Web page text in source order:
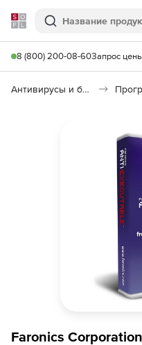
Softline
Поиск
8 (800) 200-08-60Запрос
Антивирусы и безопасность
Faronics